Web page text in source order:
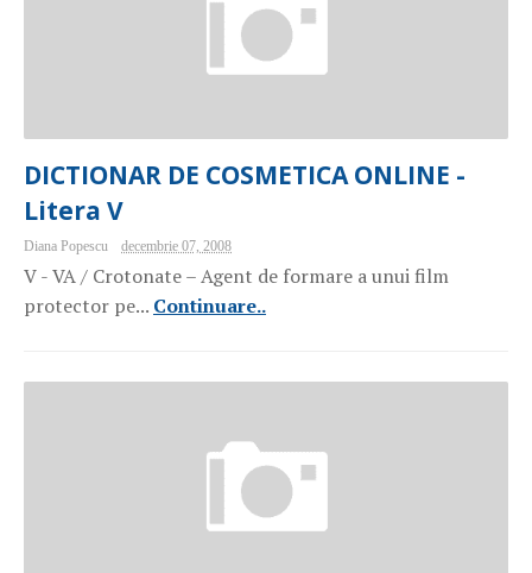
DICTIONAR DE COSMETICA ONLINE -
Litera V
Diana Popescu decembrie 07, 2008
V - VA / Crotonate – Agent de formare a unui film
protector pe... Continuare..